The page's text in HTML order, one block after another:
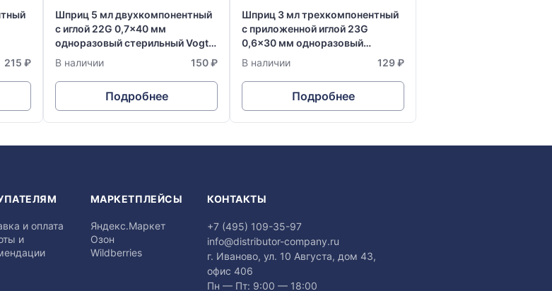
215 ₽
Шприц 5 мл двухкомпонентный
с иглой 22G 0,7x40 мм
одноразовый стерильный Vogt
Medical Германия
В наличии 150 ₽
Подробнее
Шприц 3 мл трехкомпонентный
с приложенной иглой 23G
0,6x30 мм одноразовый
стерильный Vogt Medical
В наличии 129 ₽
Подробнее
и оплата
и
МАРКЕТПЛЕЙСЫ
Яндекс.Маркет
Озон
Wildberries
КОНТАКТЫ
+7 (495) 109-35-97
info@distributor-company.ru
г. Иваново, ул. 10 Августа, дом 43,
офис 406
Пн — Пт: 9:00 — 18:00